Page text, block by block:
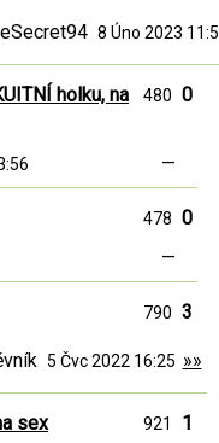
8 Úno 2023
holku, na
480 0
—
478 0
—
790 3
5 Čvc 2022 16:25 »»
sex 921 1